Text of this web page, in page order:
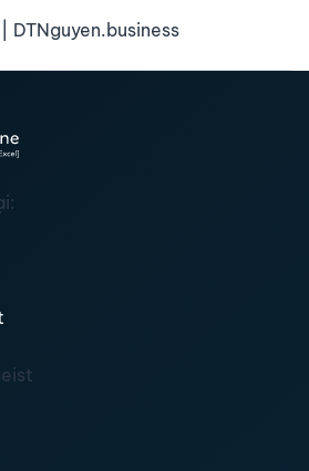
DTNguyen.business